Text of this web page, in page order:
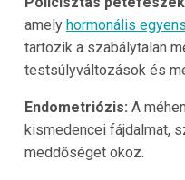
amely hormonális
tartozik a szabálytalan
testsúlyváltozások és
Endometriózis: A
kismedencei fájdalmat,
meddőséget okoz.